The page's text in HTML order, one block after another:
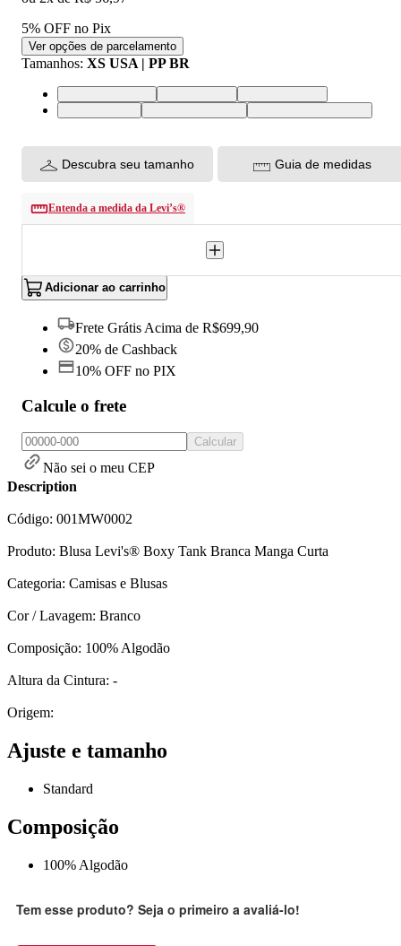
5% OFF no Pix
Ver opções de parcelamento
Tamanhos: XS USA | PP BR
XS USA | PP BRS USA | P BRM USA | M BR
L USA | G BRXL USA | GG BRXXL USA | EGG BR
Descubra seu tamanho Guia de medidas
Entenda a medida da Levi’s®
Adicionar ao carrinho
Frete Grátis Acima de R$699,90
20% de Cashback
10% OFF no PIX
Calcule o frete
Calcular
Não sei o meu CEP
Description
Código: 001MW0002
Produto: Blusa Levi's® Boxy Tank Branca Manga Curta
Categoria: Camisas e Blusas
Cor / Lavagem: Branco
Composição: 100% Algodão
Altura da Cintura: -
Origem:
Ajuste e tamanho
Standard
Composição
100% Algodão
Tem esse produto? Seja o primeiro a avaliá-lo!